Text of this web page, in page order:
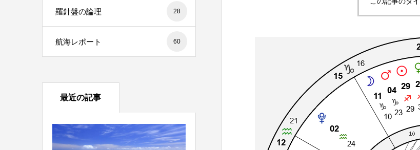
羅針盤の論理 28
航海レポート 60
最近の記事